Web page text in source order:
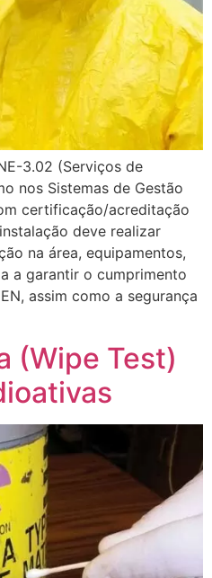
3.02 (Serviços de
nos Sistemas de Gestão
certificação/acreditação
deve realizar
na área, equipamentos,
a garantir o cumprimento
assim como a segurança
(Wipe Test)